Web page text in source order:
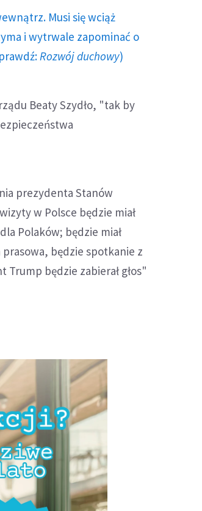
Musi się wciąż
i wytrwale zapominać o
Rozwój duchowy)
Beaty Szydło, "tak by
prezydenta Stanów
w Polsce będzie miał
Polaków; będzie miał
będzie spotkanie z
będzie zabierał głos"